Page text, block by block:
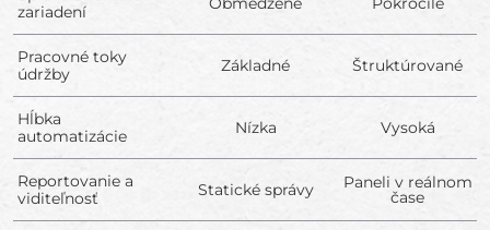
zariadení
Pracovné toky
údržby
Základné Štruktúrované
Hĺbka
automatizácie
Nízka Vysoká
Reportovanie a
viditeľnosť
Statické správy Paneli v reálnom
čase